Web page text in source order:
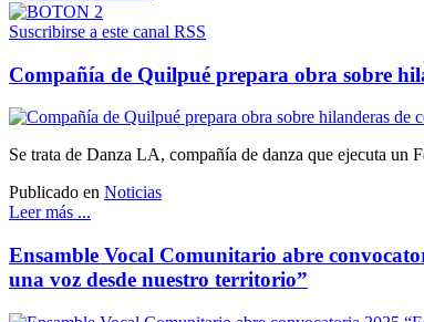
Suscribirse a este canal RSS
Compañía de Quilpué prepara obra sobre
Se trata de Danza LA, compañía de danza que ejecuta un
Publicado en Noticias
Leer más ...
Ensamble Vocal Comunitario abre
una voz desde nuestro territorio”